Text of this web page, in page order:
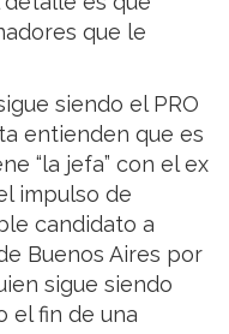
que le
siendo el PRO
entienden que es
“la jefa” con el ex
impulso de
candidato a
Buenos Aires por
sigue siendo
el fin de una